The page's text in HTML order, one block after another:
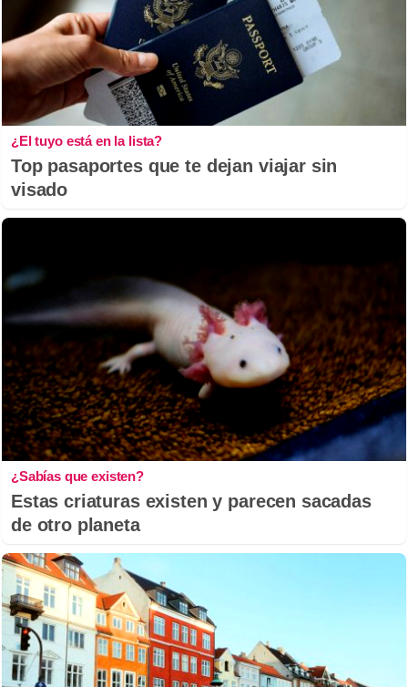
¿El tuyo está en la lista?
Top pasaportes que te dejan viajar sin
visado
¿Sabías que existen?
Estas criaturas existen y parecen sacadas
de otro planeta